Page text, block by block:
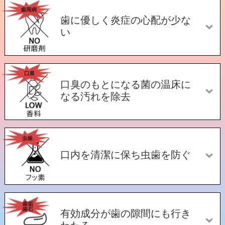
歯に優しく炎症の心配が少な
い
口臭のもとになる菌の温床に
なる汚れを除去
口内を清潔に保ち虫歯を防ぐ
有効成分が歯の隙間にも行き